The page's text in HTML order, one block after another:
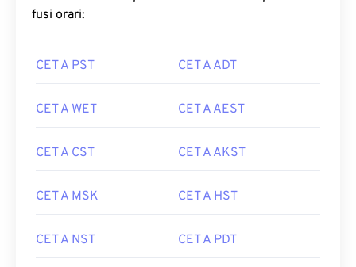
fusi orari:
CET A PST CET A ADT
CET A WET CET A AEST
CET A CST CET A AKST
CET A MSK CET A HST
CET A NST CET A PDT